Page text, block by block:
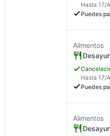
Hasta 17/
Puedes
Alimentos
Hasta 17/
Puedes
Alimentos